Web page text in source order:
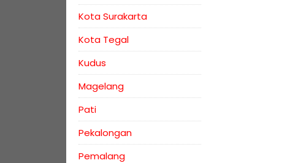
Kota Surakarta
Kota Tegal
Kudus
Magelang
Pati
Pekalongan
Pemalang